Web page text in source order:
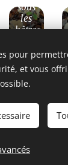
sous
les
hêtres
Cookies
pour
et vous